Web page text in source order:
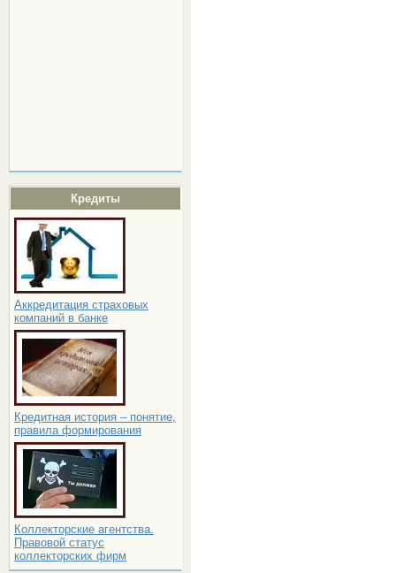
Кредиты
Аккредитация страховых
компаний в банке
Кредитная история – понятие,
правила формирования
Коллекторские агентства.
Правовой статус
коллекторских фирм